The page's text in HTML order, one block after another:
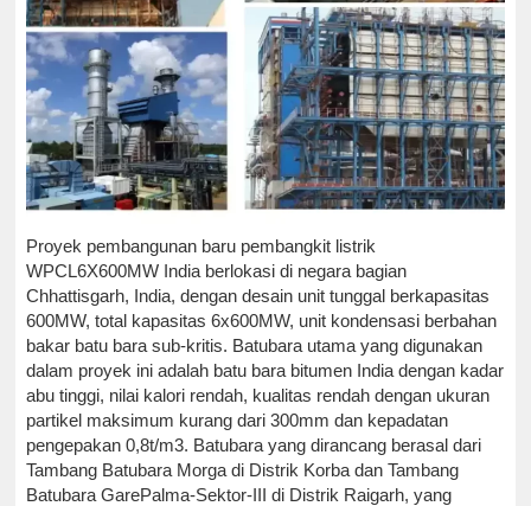
Proyek pembangunan baru pembangkit listrik
WPCL6X600MW India berlokasi di negara bagian
Chhattisgarh, India, dengan desain unit tunggal berkapasitas
600MW, total kapasitas 6x600MW, unit kondensasi berbahan
bakar batu bara sub-kritis. Batubara utama yang digunakan
dalam proyek ini adalah batu bara bitumen India dengan kadar
abu tinggi, nilai kalori rendah, kualitas rendah dengan ukuran
partikel maksimum kurang dari 300mm dan kepadatan
pengepakan 0,8t/m3. Batubara yang dirancang berasal dari
Tambang Batubara Morga di Distrik Korba dan Tambang
Batubara GarePalma-Sektor-III di Distrik Raigarh, yang